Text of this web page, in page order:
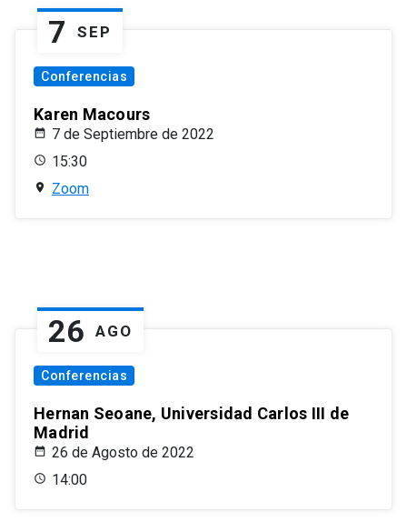
7 SEP
Conferencias
Karen Macours
7 de Septiembre de 2022
15:30
Zoom
26 AGO
Conferencias
Hernan Seoane, Universidad Carlos III de
Madrid
26 de Agosto de 2022
14:00